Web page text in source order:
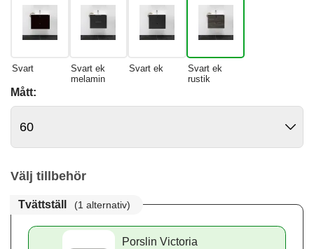
Svart
Svart ek
melamin
Svart ek
Svart ek
rustik
Mått:
Välj tillbehör
Tvättställ (1 alternativ)
Porslin Victoria